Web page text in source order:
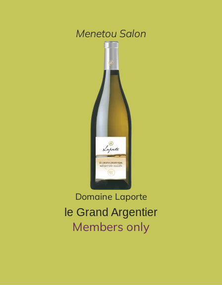
Menetou Salon
Domaine Laporte
le Grand Argentier
Members only